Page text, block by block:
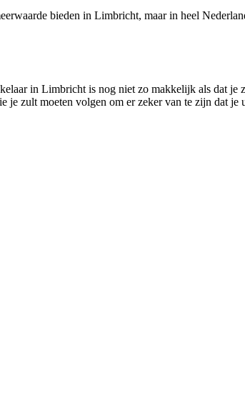
bieden in Limbricht, maar in heel
in Limbricht is nog niet zo makkelijk als dat
je zult moeten volgen om er zeker van te zijn